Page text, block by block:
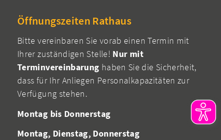
Öffnungszeiten Rathaus
Bitte vereinbaren Sie vorab einen Termin mit
Ihrer zuständigen Stelle! Nur mit
Terminvereinbarung haben Sie die Sicherheit,
dass für Ihr Anliegen Personalkapazitäten zur
Verfügung stehen.
Montag bis Donnerstag
Montag, Dienstag, Donnerstag